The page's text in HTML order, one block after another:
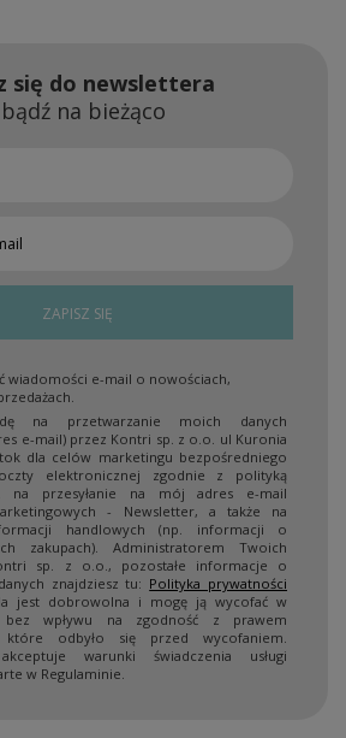
się do newslettera
na bieżąco
ZAPISZ SIĘ
wiadomości e-mail o nowościach,
na przetwarzanie moich danych
e-mail) przez Kontri sp. z o.o. ul Kuronia
dla celów marketingu bezpośredniego
elektronicznej zgodnie z polityką
na przesyłanie na mój adres e-mail
- Newsletter, a także na
handlowych (np. informacji o
zakupach). Administratorem Twoich
sp. z o.o., pozostałe informacje o
znajdziesz tu: Polityka prywatności
jest dobrowolna i mogę ją wycofać w
bez wpływu na zgodność z prawem
które odbyło się przed wycofaniem.
warunki świadczenia usługi
w Regulaminie.